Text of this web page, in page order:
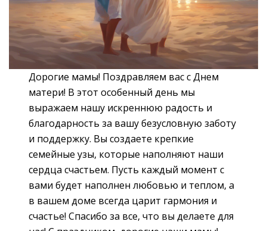
Дорогие мамы! Поздравляем вас с Днем
матери! В этот особенный день мы
выражаем нашу искреннюю радость и
благодарность за вашу безусловную заботу
и поддержку. Вы создаете крепкие
семейные узы, которые наполняют наши
сердца счастьем. Пусть каждый момент с
вами будет наполнен любовью и теплом, а
в вашем доме всегда царит гармония и
счастье! Спасибо за все, что вы делаете для